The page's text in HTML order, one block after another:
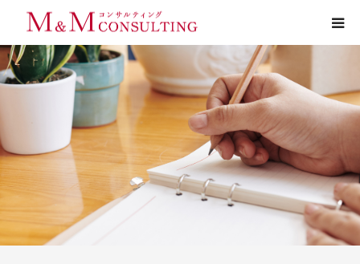
プロフィール
サービス
お客様の声
実績